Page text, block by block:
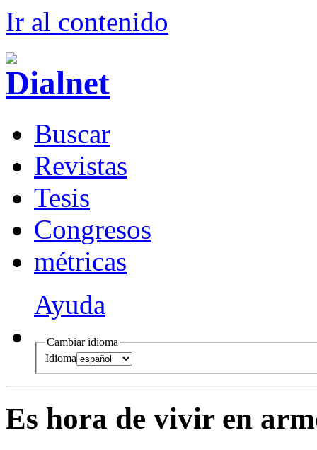
Ir al contenido
Buscar
Revistas
Tesis
Congresos
métricas
Ayuda
Cambiar idioma
Idioma
Es hora de vivir en